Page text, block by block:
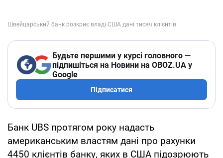
Будьте першими у курсі головного —
підпишіться на Новини на OBOZ.UA у
Google
Підписатися
Банк UBS протягом року надасть
американським властям дані про рахунки
4450 клієнтів банку, яких в США підозрюють